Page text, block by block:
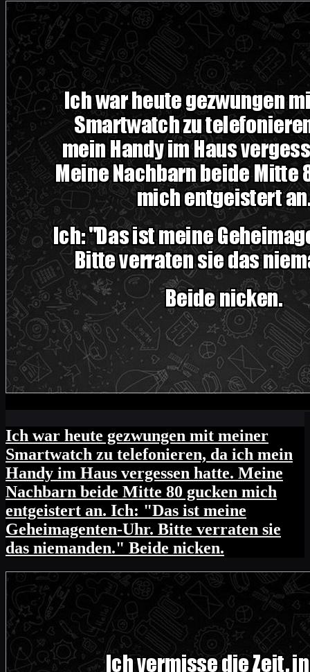
Ich war heute gezwungen mit meiner
Smartwatch zu telefonieren, da ich mein
Handy im Haus vergessen hatte. Meine
Nachbarn beide Mitte 80 gucken mich
entgeistert an. Ich: "Das ist meine
Geheimagenten-Uhr. Bitte verraten sie
das niemanden." Beide nicken.